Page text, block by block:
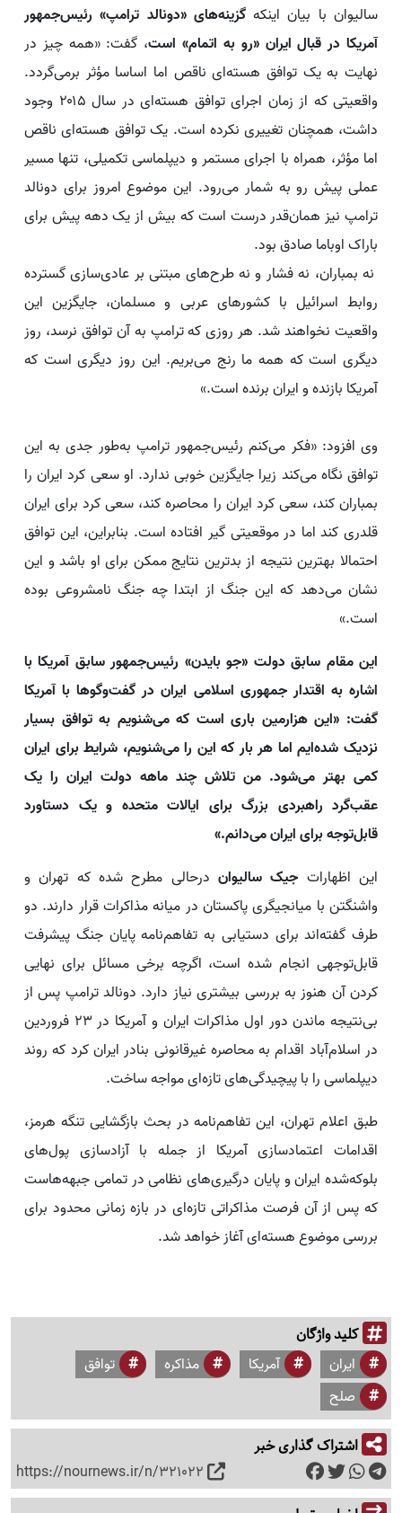
سالیوان با بیان اینکهگزینه‌های «دونالد ترامپ» رئیس‌جمهور
آمریکا در قبال ایران «رو به اتمام» است، گفت: «همه چیز در
نهایت به یک توافق هسته‌ای ناقص اما اساسا مؤثر برمی‌گردد.
واقعیتی که از زمان اجرای توافق هسته‌ای در سال ۲۰۱۵ وجود
داشت، همچنان تغییری نکرده است. یک توافق هسته‌ای ناقص
اما مؤثر، همراه با اجرای مستمر و دیپلماسی تکمیلی، تنها مسیر
عملی پیش رو به شمار می‌رود. این موضوع امروز برای دونالد
ترامپ نیز همان‌قدر درست است که بیش از یک دهه پیش برای
باراک اوباما صادق بود.
نه بمباران، نه فشار و نه طرح‌های مبتنی بر عادی‌سازی گسترده
روابط اسرائیل با کشورهای عربی و مسلمان، جایگزین این
واقعیت نخواهند شد. هر روزی که ترامپ به آن توافق نرسد، روز
دیگری است که همه ما رنج می‌بریم. این روز دیگری است که
آمریکا بازنده و ایران برنده است.»
وی افزود: «فکر می‌کنم رئیس‌جمهور ترامپ به‌طور جدی به این
توافق نگاه می‌کند زیرا جایگزین خوبی ندارد. او سعی کرد ایران را
بمباران کند، سعی کرد ایران را محاصره کند، سعی کرد برای ایران
قلدری کند اما در موقعیتی گیر افتاده است. بنابراین، این توافق
احتمالا بهترین نتیجه از بدترین نتایج ممکن برای او باشد و این
نشان می‌دهد که این جنگ از ابتدا چه جنگ نامشروعی بوده
است.»
این مقام سابق دولت «جو بایدن» رئیس‌جمهور سابق آمریکا با
اشاره به اقتدار جمهوری اسلامی ایران در گفت‌وگوها با آمریکا
گفت: «این هزارمین باری است که می‌شنویم به توافق بسیار
نزدیک شده‌ایم اما هر بار که این را می‌شنویم، شرایط برای ایران
کمی بهتر می‌شود. من تلاش چند ماهه دولت ایران را یک
عقب‌گرد راهبردی بزرگ برای ایالات متحده و یک دستاورد
قابل‌توجه برای ایران می‌دانم.»
این اظهارات جیک سالیوان درحالی مطرح شده که تهران و
واشنگتن با میانجیگری پاکستان در میانه مذاکرات قرار دارند. دو
طرف گفته‌اند برای دستیابی به تفاهم‌نامه پایان جنگ پیشرفت
قابل‌توجهی انجام شده است، اگرچه برخی مسائل برای نهایی
کردن آن هنوز به بررسی بیشتری نیاز دارد. دونالد ترامپ پس از
بی‌نتیجه ماندن دور اول مذاکرات ایران و آمریکا در ۲۳ فروردین
در اسلام‌آباد اقدام به محاصره غیرقانونی بنادر ایران کرد که روند
دیپلماسی را با پیچیدگی‌های تازه‌ای مواجه ساخت.
طبق اعلام تهران، این تفاهم‌نامه در بحث بازگشایی تنگه هرمز،
اقدامات اعتمادسازی آمریکا از جمله با آزادسازی پول‌های
بلوکه‌شده ایران و پایان درگیری‌های نظامی در تمامی جبهه‌هاست
که پس از آن فرصت مذاکراتی تازه‌ای در بازه زمانی محدود برای
بررسی موضوع هسته‌ای آغاز خواهد شد.
کلید واژگان
ایران آمریکا مذاکره
توافق
صلح
اشتراک گذاری خبر
https://nournews.ir/n/321022